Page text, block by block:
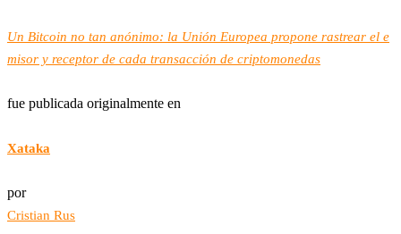
Un Bitcoin no tan anónimo: la Unión Europea propone rastrear el e
misor y receptor de cada transacción de criptomonedas
fue publicada originalmente en
Xataka
por
Cristian Rus